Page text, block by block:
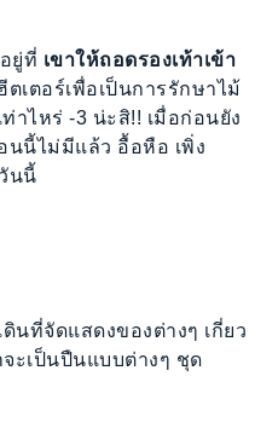
ยู่ที่ เขาให้ถอดรองเท้าเข้า
เตอร์เพื่อเป็นการรักษาไม้
ไหร่ -3 น่ะสิ!! เมื่อก่อนยัง
นนี้ไม่มีแล้ว อื้อหือ เพิ่ง
นนี้
นที่จัดแสดงของต่างๆ เกี่ยว
ะเป็นปืนแบบต่างๆ ชุด